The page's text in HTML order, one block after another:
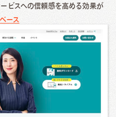
ビスへの信頼感を高める効果が
ース
チアール）